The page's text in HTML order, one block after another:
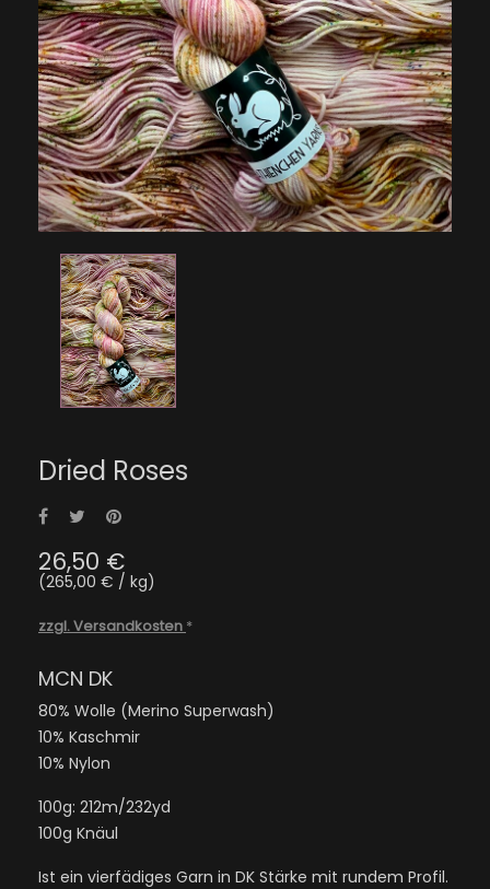
Dried Roses
Teilen Tweet
26,50 €
(265,00 € / kg)
zzgl. Versandkosten *
MCN DK
80% Wolle (Merino Superwash)
10% Kaschmir
10% Nylon
100g: 212m/232yd
100g Knäul
Ist ein vierfädiges Garn in DK Stärke mit rundem Profil.